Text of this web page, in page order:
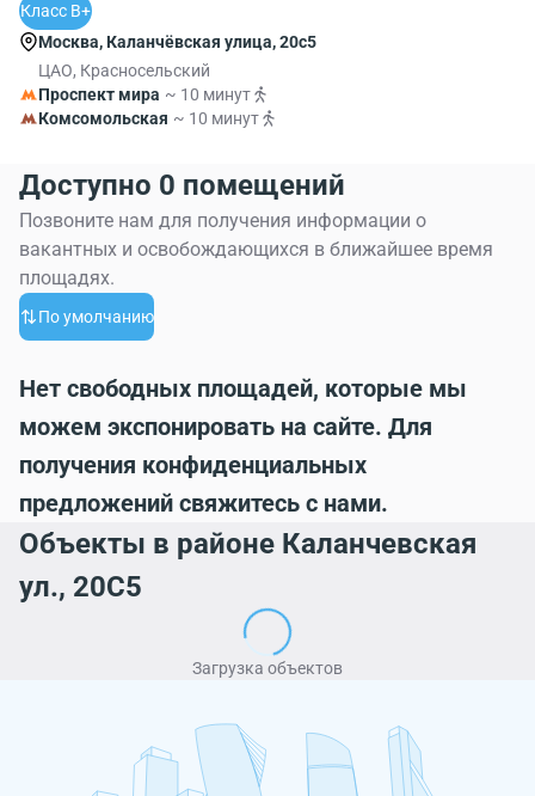
Класс B+
Москва, Каланчёвская улица, 20с5
ЦАО, Красносельский
Проспект мира ~ 10 минут
Комсомольская ~ 10 минут
Доступно 0 помещений
Позвоните нам для получения информации о
вакантных и освобождающихся в ближайшее время
площадях.
По умолчанию
Нет свободных площадей, которые мы
можем экспонировать на сайте. Для
получения конфиденциальных
предложений свяжитесь с нами.
Объекты в районе Каланчевская
ул., 20С5
Загрузка объектов